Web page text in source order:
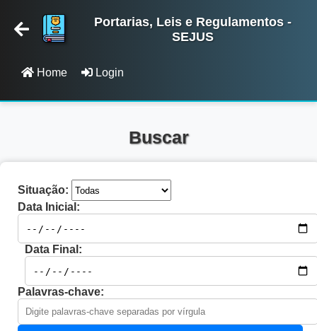
Portarias, Leis e Regulamentos -
SEJUS
Home Login
Buscar
Situação:
Data Inicial:
Data Final:
Palavras-chave: